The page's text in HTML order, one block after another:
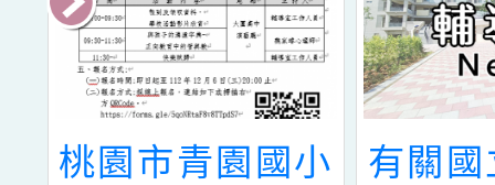
桃園市青園國小
有關